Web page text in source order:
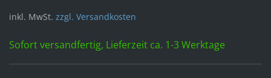
inkl. MwSt. zzgl. Versandkosten
Sofort versandfertig, Lieferzeit ca. 1-3 Werktage